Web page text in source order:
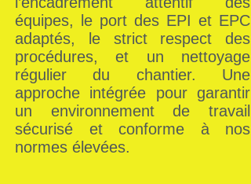
équipes, le port des EPI et EPC
adaptés, le strict respect des
procédures, et un nettoyage
régulier du chantier. Une
approche intégrée pour garantir
un environnement de travail
sécurisé et conforme à nos
normes élevées.